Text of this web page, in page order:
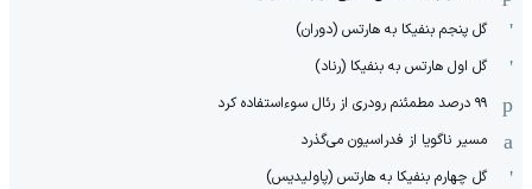
گل پنجم بنفیکا به هارتس (دوران)
گل اول هارتس به بنفیکا (رناد)
۹۹ درصد مطمئنم رودری از رئال سوءاستفاده کرد
مسیر ناگویا از فدراسیون می‌گذرد
گل چهارم بنفیکا به هارتس (پاولیدیس)